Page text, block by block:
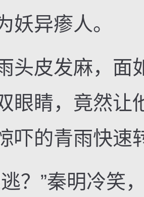
妖异瘆人。
皮发麻，面
眼睛，竟然让
吓的青雨快速
”秦明冷笑，